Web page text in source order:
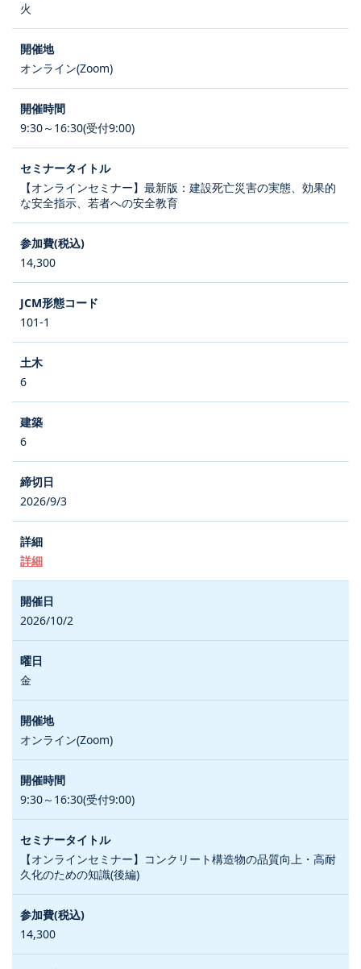
火
オンライン(Zoom)
9:30～16:30(受付9:00)
【オンラインセミナー】最新版：建設死亡災害の実態、効果的
な安全指示、若者への安全教育
14,300
101-1
6
6
2026/9/3
詳細
2026/10/2
金
オンライン(Zoom)
9:30～16:30(受付9:00)
【オンラインセミナー】コンクリート構造物の品質向上・高耐
久化のための知識(後編)
14,300